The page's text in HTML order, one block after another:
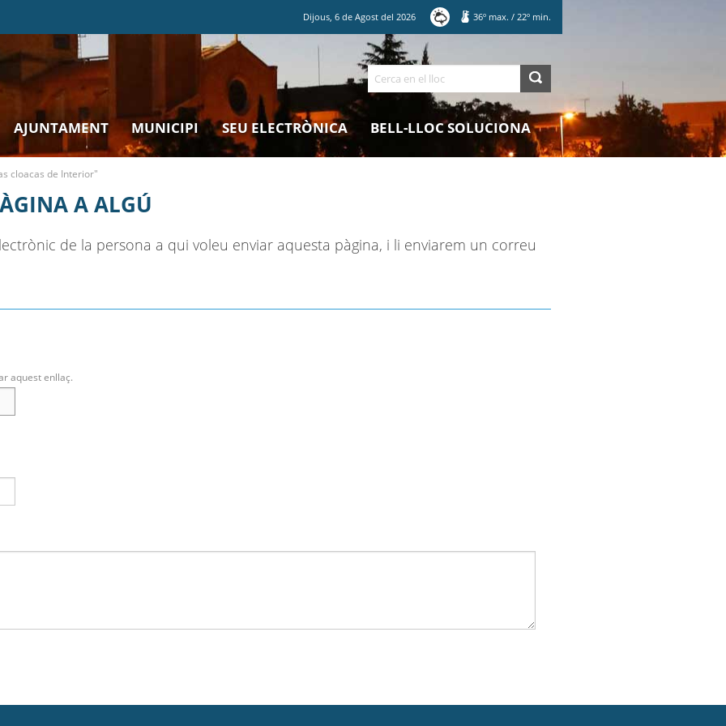
Dijous,6 deAgost del2026 36º max. / 22º min.
Cerca
AJUNTAMENT MUNICIPI SEU ELECTRÒNICA BELL-LLOC SOLUCIONA
cloacas de Interior"
A ALGÚ
de la persona a qui voleu enviar aquesta pàgina, i li enviarem un correu
aquest enllaç.